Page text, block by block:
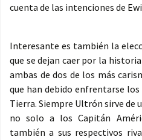
cuenta de las intenciones de
Interesante es también la
que se dejan caer por la
ambas de dos de los más
que han debido enfrentarse
Tierra. Siempre Ultrón sirve de
no solo a los Capitán
también a sus respectivos